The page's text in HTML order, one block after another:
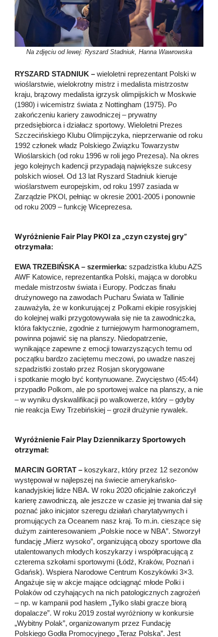
Na zdjęciu od lewej: Ryszard Stadniuk, Hanna Wawrowska
RYSZARD STADNIUK – wieloletni reprezentant Polski w
wioślarstwie, wielokrotny mistrz i medalista mistrzostw
kraju, brązowy medalista igrzysk olimpijskich w Moskwie
(1980) i wicemistrz świata z Nottingham (1975). Po
zakończeniu kariery zawodniczej – prywatny
przedsiębiorca i działacz sportowy. Wieloletni Prezes
Szczecińskiego Klubu Olimpijczyka, nieprzerwanie od roku
1992 członek władz Polskiego Związku Towarzystw
Wioślarskich (od roku 1996 w roli jego Prezesa). Na okres
jego kolejnych kadencji przypadają największe sukcesy
polskich wioseł. Od 13 lat Ryszard Stadniuk kieruje
wioślarstwem europejskim, od roku 1997 zasiada w
Zarządzie PKOl, pełniąc w okresie 2001-2005 i ponownie
od roku 2009 – funkcję Wiceprezesa.
Wyróżnienie Fair Play PKOl za „czyn czystej gry”
otrzymała:
EWA TRZEBIŃSKA – szermierka: szpadzistka klubu AZS
AWF Katowice, reprezentantka Polski, mająca w dorobku
medale mistrzostw świata i Europy. Podczas finału
drużynowego na zawodach Pucharu Świata w Tallinie
zauważyła, że w konkurującej z Polkami ekipie rosyjskiej
do kolejnej walki przygotowywała się nie ta zawodniczka,
która faktycznie, zgodnie z turniejowym harmonogramem,
powinna pojawić się na planszy. Niedopatrzenie,
wynikające zapewne z emocji towarzyszących temu od
początku bardzo zaciętemu meczowi, po uwadze naszej
szpadzistki zostało przez Rosjan skorygowane
i spotkanie mogło być kontynuowane. Zwycięstwo (45:44)
przypadło Polkom, ale po sportowej walce na planszy, a nie
– w wyniku dyskwalifikacji po walkowerze, który – gdyby
nie reakcja Ewy Trzebińskiej – groził drużynie rywalek.
Wyróżnienie Fair Play Dziennikarzy Sportowych
otrzymał:
MARCIN GORTAT – koszykarz, który przez 12 sezonów
występował w najlepszej na świecie amerykańsko-
kanadyjskiej lidze NBA. W roku 2020 oficjalnie zakończył
karierę zawodniczą, ale jeszcze w czasie jej trwania dał się
poznać jako inicjator szeregu działań charytatywnych i
promujących za Oceanem nasz kraj. To m.in. cieszące się
dużym zainteresowaniem „Polskie noce w NBA”. Stworzył
fundację „Mierz wysoko”, organizującą obozy sportowe dla
utalentowanych młodych koszykarzy i współpracującą z
czterema szkołami sportowymi (Łódź, Kraków, Poznań i
Gdańsk). Wspiera Narodowe Centrum Koszykówki 3×3.
Angażuje się w akcje mające odciągnąć młode Polki i
Polaków od czyhających na nich patologicznych zagrożeń
– np. w kampanii pod hasłem „Tylko słabi gracze biorą
dopalacze”. W roku 2019 został wyróżniony w konkursie
„Wybitny Polak”, organizowanym przez Fundację
Polskiego Godła Promocyjnego „Teraz Polska”. Jest